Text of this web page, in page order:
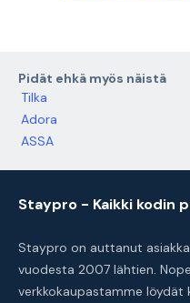
Pidät ehkä myös näistä
Tilka
Adora
ASSA
Staypro - Kaikki kodin
Staypro on auttanut
vuodesta 2007 lähtien.
verkkokaupastamme löydät